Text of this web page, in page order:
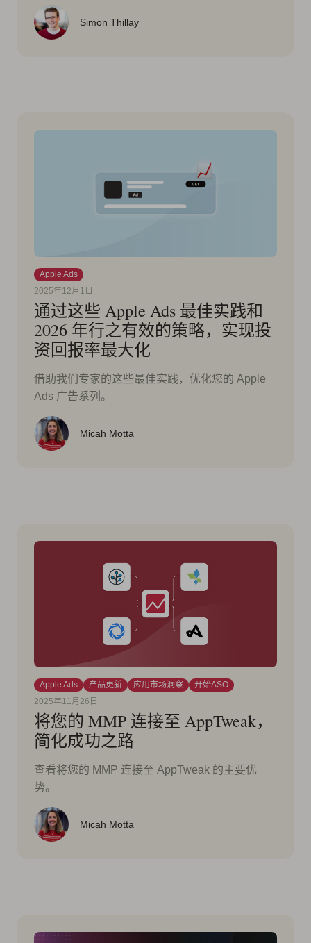
Simon Thillay
Apple Ads
2025年12月1日
通过这些 Apple Ads 最佳实践和
2026 年行之有效的策略，实现投
资回报率最大化
借助我们专家的这些最佳实践，优化您的 Apple
Ads 广告系列。
Micah Motta
Apple Ads 产品更新 应用市场洞察
开始ASO
2025年11月26日
将您的 MMP 连接至 AppTweak，
简化成功之路
查看将您的 MMP 连接至 AppTweak 的主要优
势。
Micah Motta